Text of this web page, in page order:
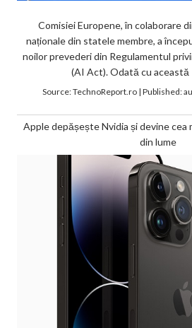
Comisiei Europene, în colaborare
naționale din statele membre, a
noilor prevederi din Regulamentul
(AI Act). Odată cu această
Source:TechnoReport.ro| Published:
Apple depășește Nvidia și devine cea
din lume